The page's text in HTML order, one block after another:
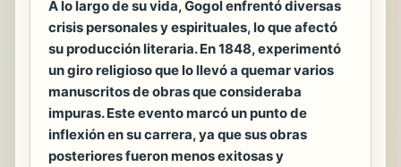
A lo largo de su vida, Gogol enfrentó diversas
crisis personales y espirituales, lo que afectó
su producción literaria. En1848, experimentó
un giro religioso que lo llevó a quemar varios
manuscritos de obras que consideraba
impuras. Este evento marcó un punto de
inflexión en su carrera, ya que sus obras
posteriores fueron menos exitosas y